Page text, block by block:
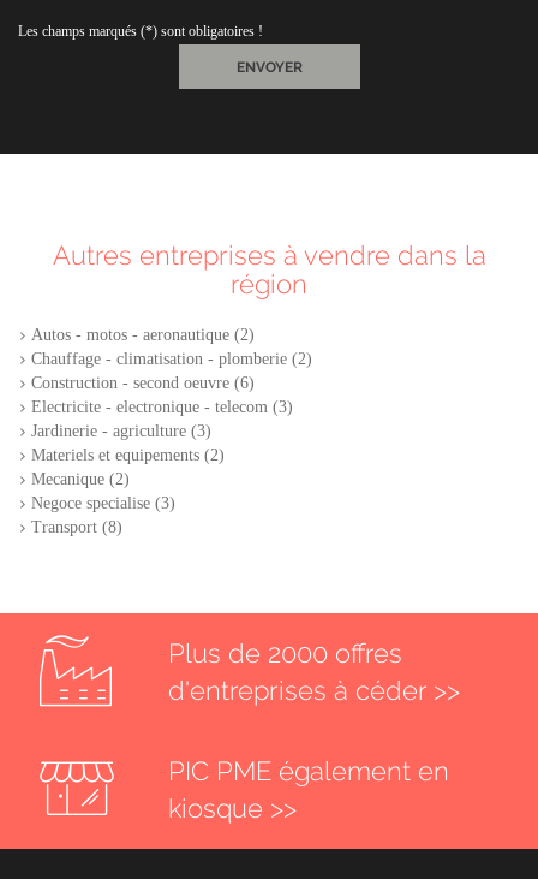
Les champs marqués (*) sont obligatoires !
ENVOYER
Autres entreprises à vendre dans la
région
Autos - motos - aeronautique (2)
Chauffage - climatisation - plomberie (2)
Construction - second oeuvre (6)
Electricite - electronique - telecom (3)
Jardinerie - agriculture (3)
Materiels et equipements (2)
Mecanique (2)
Negoce specialise (3)
Transport (8)
Plus de 2000 offres
d'entreprises à céder >>
PIC PME également en
kiosque >>